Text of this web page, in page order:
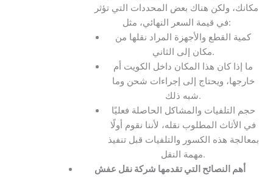
مكانك، ولكن هناك بعض المحددات التي تؤثر
في قيمة السعر النهائي، مثل:
كمية القطع والأجهزة المراد نقلها من
مكان إلى الثاني.
ما إذا كان هذا المكان داخل الكويت أم
خارجها، ويحتاج إلى إجراءات شحن وما
شبه ذلك.
حجم التلفيات والمشاكل الحاصلة فعليًا
في الأثاث المطلوب نقله، لأننا نقوم أولًا
بمعالجة هذه الكسور والتلفيات قبل تنفيذ
مهمة النقل.
أهم النصائح التي تقدمها شركة نقل عفش